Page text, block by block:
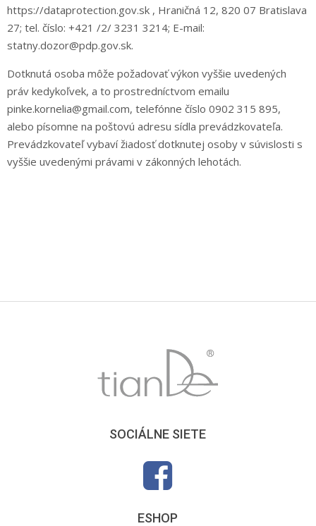
https://dataprotection.gov.sk , Hraničná 12, 820 07 Bratislava
27; tel. číslo: +421 /2/ 3231 3214; E-mail:
statny.dozor@pdp.gov.sk.
Dotknutá osoba môže požadovať výkon vyššie uvedených
práv kedykoľvek, a to prostredníctvom emailu
pinke.kornelia@gmail.com, telefónne číslo 0902 315 895,
alebo písomne na poštovú adresu sídla prevádzkovateľa.
Prevádzkovateľ vybaví žiadosť dotknutej osoby v súvislosti s
vyššie uvedenými právami v zákonných lehotách.
SOCIÁLNE SIETE
ESHOP